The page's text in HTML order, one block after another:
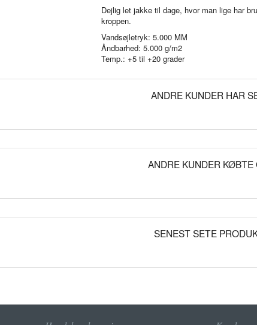
Dejlig let jakke til dage, hvor man lige har
kroppen.
Vandsøjletryk: 5.000 MM
Åndbarhed: 5.000 g/m2
Temp.: +5 til +20 grader
ANDRE KUNDER HAR
ANDRE KUNDER KØBTE
SENEST SETE